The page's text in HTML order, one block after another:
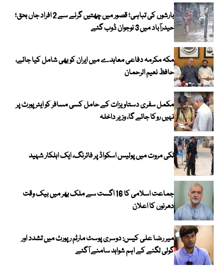
بارشوں کی تباہی؛ قصور میں چھتیں گرنے سے 2 افراد جاں بحق؛
حیدرآباد میں 3 نوجوان ڈوب گئے
مکہ مکرمہ دفاعی معاہدے میں ایران کو بھی شامل کیا جائے،
حافظ نعیم الرحمان
مکمل سفری دستاویزات کے حامل کسی مسافر کو ایئرپورٹ پر
نہیں روکا جائے گا، وزیر داخلہ
لکی مروت میں پولیس اسکواڈ پر فائرنگ، ایک اہلکار شہید
جماعت اسلامی کا 16 اگست سے ملک بھر میں بیک وقت
دھرنوں کا اعلان
میر رضا علی کیس: دوسری پوسٹ مارٹم رپورٹ میں تشدد اور
گولی لگنے کے اہم شواہد سامنے آگئے